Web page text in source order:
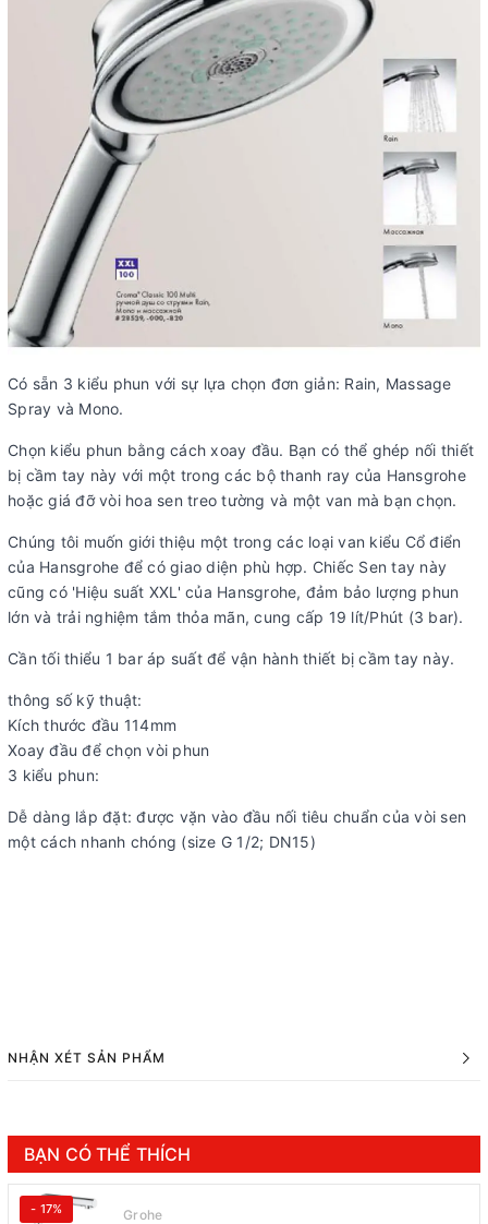
Có sẵn 3 kiểu phun với sự lựa chọn đơn giản: Rain, Massage
Spray và Mono.
Chọn kiểu phun bằng cách xoay đầu. Bạn có thể ghép nối thiết
bị cầm tay này với một trong các bộ thanh ray của Hansgrohe
hoặc giá đỡ vòi hoa sen treo tường và một van mà bạn chọn.
Chúng tôi muốn giới thiệu một trong các loại van kiểu Cổ điển
của Hansgrohe để có giao diện phù hợp. Chiếc Sen tay này
cũng có 'Hiệu suất XXL' của Hansgrohe, đảm bảo lượng phun
lớn và trải nghiệm tắm thỏa mãn, cung cấp 19 lít/Phút (3 bar).
Cần tối thiểu 1 bar áp suất để vận hành thiết bị cầm tay này.
thông số kỹ thuật:
Kích thước đầu 114mm
Xoay đầu để chọn vòi phun
3 kiểu phun:
Dễ dàng lắp đặt: được vặn vào đầu nối tiêu chuẩn của vòi sen
một cách nhanh chóng (size G 1/2; DN15)
NHẬN XÉT SẢN PHẨM
BẠN CÓ THỂ THÍCH
- 17% Grohe